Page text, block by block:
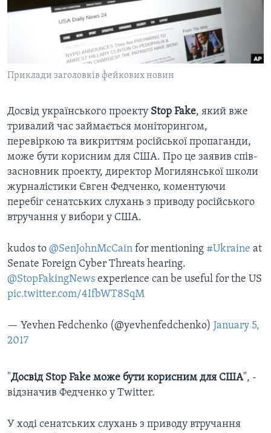
СУСПІЛЬСТВО
ЕКОНОМІКА
ІСТОРІЇ УСПІХУ УКРАЇНЦІВ
ТЕЛЕПРОГРАМИ
ЧАС-TIME
ВІКНО В АМЕРИКУ
ПРАЙМ-ТАЙМ
ПОГЛЯД З ВАШИНГТОНА
Learning English
МИ В СОЦМЕРЕЖАХ
Мови
Приклади заголовків фейкових новин
Досвід українського проекту Stop Fake, який вже
тривалий час займається моніторингом,
перевіркою та викриттям російської пропаганди,
може бути корисним для США. Про це заявив спів-
засновник проекту, директор Могилянської школи
журналістики Євген Федченко, коментуючи
перебіг сенатських слухань з приводу російського
втручання у вибори у США.
kudos to @SenJohnMcCain for mentioning #Ukraine at
Senate Foreign Cyber Threats hearing.
@StopFakingNews experience can be useful for the US
pic.twitter.com/4IfbWT8SqM
— Yevhen Fedchenko (@yevhenfedchenko) January 5,
2017
"Досвід Stop Fake може бути корисним для США", -
відзначив Федченко у Twitter.
У ході сенатських слухань з приводу втручання